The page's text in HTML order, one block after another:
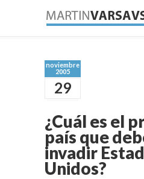
noviembre
2005
29
¿Cuál es el
país que
invadir
Unidos?